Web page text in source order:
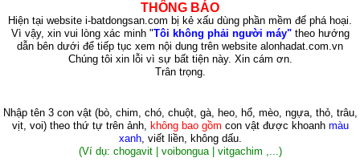
THÔNG BÁO
Hiện tại website i-batdongsan.com bị kẻ xấu dùng phần mềm để phá hoại.
Vì vậy, xin vui lòng xác minh "Tôi không phải người máy"theo hướng
dẫn bên dưới để tiếp tục xem nội dung trên website alonhadat.com.vn
Chúng tôi xin lỗi vì sự bất tiện này. Xin cám ơn.
Trân trọng.
Nhập tên 3 con vật (bò, chim, chó, chuột, gà, heo, hổ, mèo, ngựa, thỏ, trâu,
vịt, voi)theo thứ tự trên ảnh, không bao gồm con vật được khoanh màu
xanh, viết liền, không dấu.
(Ví dụ: chogavit | voibongua | vitgachim ,...)